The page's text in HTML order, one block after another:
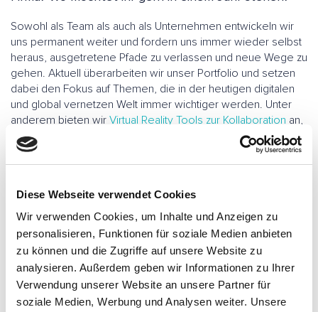
Diese Webseite verwendet Cookies
Wir verwenden Cookies, um Inhalte und Anzeigen zu
personalisieren, Funktionen für soziale Medien anbieten
zu können und die Zugriffe auf unsere Website zu
analysieren. Außerdem geben wir Informationen zu Ihrer
Verwendung unserer Website an unsere Partner für
soziale Medien, Werbung und Analysen weiter. Unsere
Sowohl als Team als auch als Unternehmen entwickeln wir
uns permanent weiter und fordern uns immer wieder selbst
heraus, ausgetretene Pfade zu verlassen und neue Wege zu
gehen. Aktuell überarbeiten wir unser Portfolio und setzen
dabei den Fokus auf Themen, die in der heutigen digitalen
und global vernetzen Welt immer wichtiger werden. Unter
anderem bieten wir Virtual Reality Tools zur Kollaboration an,
mit denen völlig neue Erlebnisse geschaffen und
Botschaften auf spürbare und nachhaltigere Weise vermittelt
werden können, sowohl intern als auch in der externen
wichtiger in der heutigen Zeit, daher setzen wir hier einen
neuen Schwerpunkt und bieten unter anderem
Resilienztrainings und ähnliche Angebote an. Und bei allem,
was wir tun, spielt der blaue Kaktus eine wichtige Rolle.